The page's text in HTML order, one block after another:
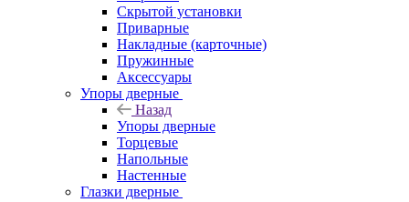
Скрытой установки
Приварные
Накладные (карточные)
Пружинные
Аксессуары
Упоры дверные
Назад
Упоры дверные
Торцевые
Напольные
Настенные
Глазки дверные